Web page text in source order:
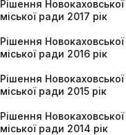
Рішення Новокаховської
міської ради 2017 рік
Рішення Новокаховської
міської ради 2016 рік
Рішення Новокаховської
міської ради 2015 рік
Рішення Новокаховської
міської ради 2014 рік